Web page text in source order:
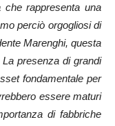
che rappresenta una
perciò orgogliosi di
Marenghi, questa
presenza di grandi
fondamentale per
essere maturi
di fabbriche